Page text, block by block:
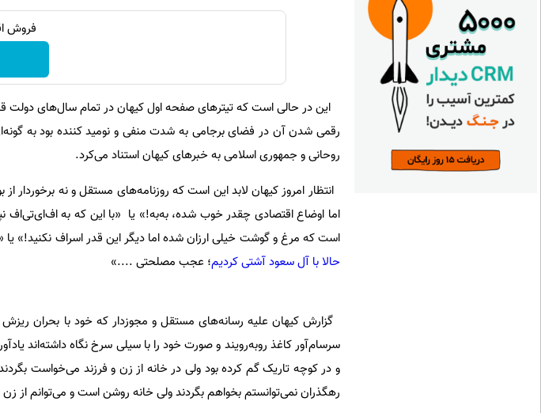
فروش
این در حالی است که تیترهای صفحه اول کیهان در تمام سال‌های
رقمی شدن آن در فضای برجامی به شدت منفی و نومید کننده بود به
روحانی و جمهوری اسلامی به خبرهای کیهان استناد می‌کرد.
انتظار امروز کیهان لابد این است که روزنامه‌های مستقل و نه برخوردار
اما اوضاع اقتصادی چقدر خوب شده، به‌به!» یا «با این که به
است که مرغ و گوشت خیلی ارزان شده اما دیگر این قدر اسراف نکنید!» یا
حالا با آل سعود آشتی کردیم؛ عجب مصلحتی ....»
گزارش کیهان علیه رسانه‌های مستقل و مجوز‌دار که خود با بحران
سرسام‌آور کاغذ رو‌به‌رویند و صورت خود را با سیلی سرخ نگاه داشته‌اند
و در کوچه تاریک گم کرده بود ولی در خانه از زن و فرزند می‌خواست
رهگذران نمی‌توانستم بخواهم بگردند ولی خانه روشن است و می‌توانم از